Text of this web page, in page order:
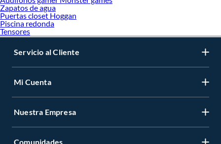
Zapatos de agua
Puertas closet Hoggan
Piscina redonda
Tensores
Servicio al Cliente
Mi Cuenta
Nuestra Empresa
Comunidades